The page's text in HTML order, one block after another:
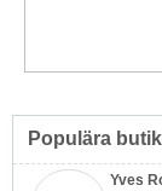
Populära
Yves